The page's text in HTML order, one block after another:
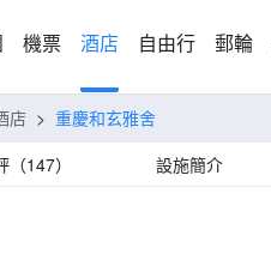
機票 酒店 自由行 郵輪
店 > 重慶和玄雅舍
147） 設施簡介